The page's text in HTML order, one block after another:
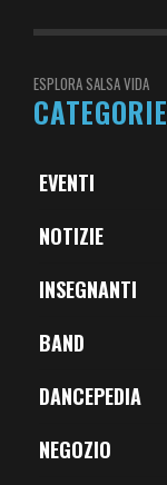
ESPLORA SALSA VIDA
CATEGORIE
EVENTI
NOTIZIE
INSEGNANTI
BAND
DANCEPEDIA
NEGOZIO